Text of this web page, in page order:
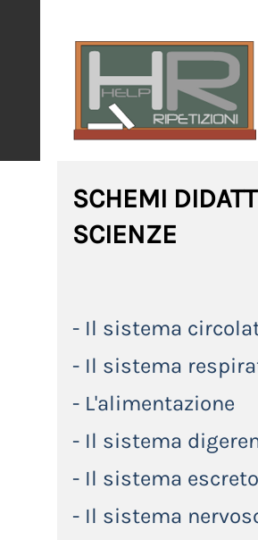
SCHEMI
SCIENZE
- Il sistema
- Il sistema
- L'alimentazione
- Il sistema
- Il sistema
- Il sistema